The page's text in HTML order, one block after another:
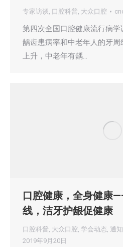
专家访谈, 口腔科普, 大众口腔
第四次全国口腔健康流行病
龋齿患病率和中老年人的牙周
上升，中老年有龋…
口腔健康，全身健康
线，洁牙护龈促健康
口腔科普, 大众口腔, 学会动态, 通
2019年9月20日